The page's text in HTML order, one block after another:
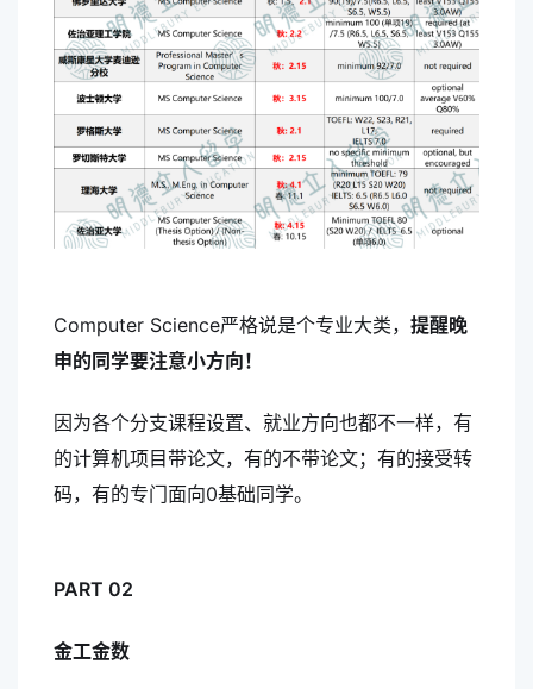
Computer Science严格说是个专业大类， 提醒晚
申的同学要注意小方向！
因为各个分支课程设置、就业方向也都不一样，有
的计算机项目带论文，有的不带论文；有的接受转
码，有的专门面向0基础同学。
PART 02
金工金数